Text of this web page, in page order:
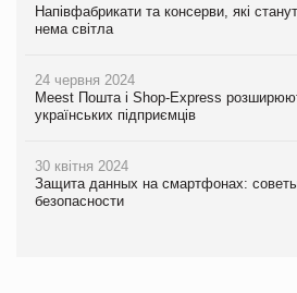
Напівфабрикати та консерви, які
нема світла
24 червня 2024
Meest Пошта і Shop-Express
українських підприємців
30 квітня 2024
Защита данных на смартфонах:
безопасности